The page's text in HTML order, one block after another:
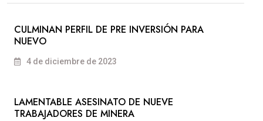
CULMINAN PERFIL DE PRE INVERSIÓN PARA
NUEVO
4 de diciembre de 2023
LAMENTABLE ASESINATO DE NUEVE
TRABAJADORES DE MINERA